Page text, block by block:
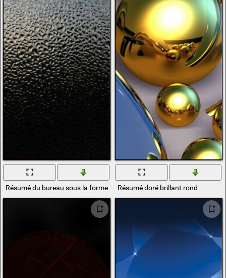
Résumé du bureau sous la forme d'une texture d'eau
Résumé doré brillant rond